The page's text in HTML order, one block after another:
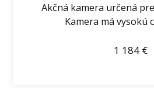
Akčná kamera určená
Kamera má vysokú
1 184 €